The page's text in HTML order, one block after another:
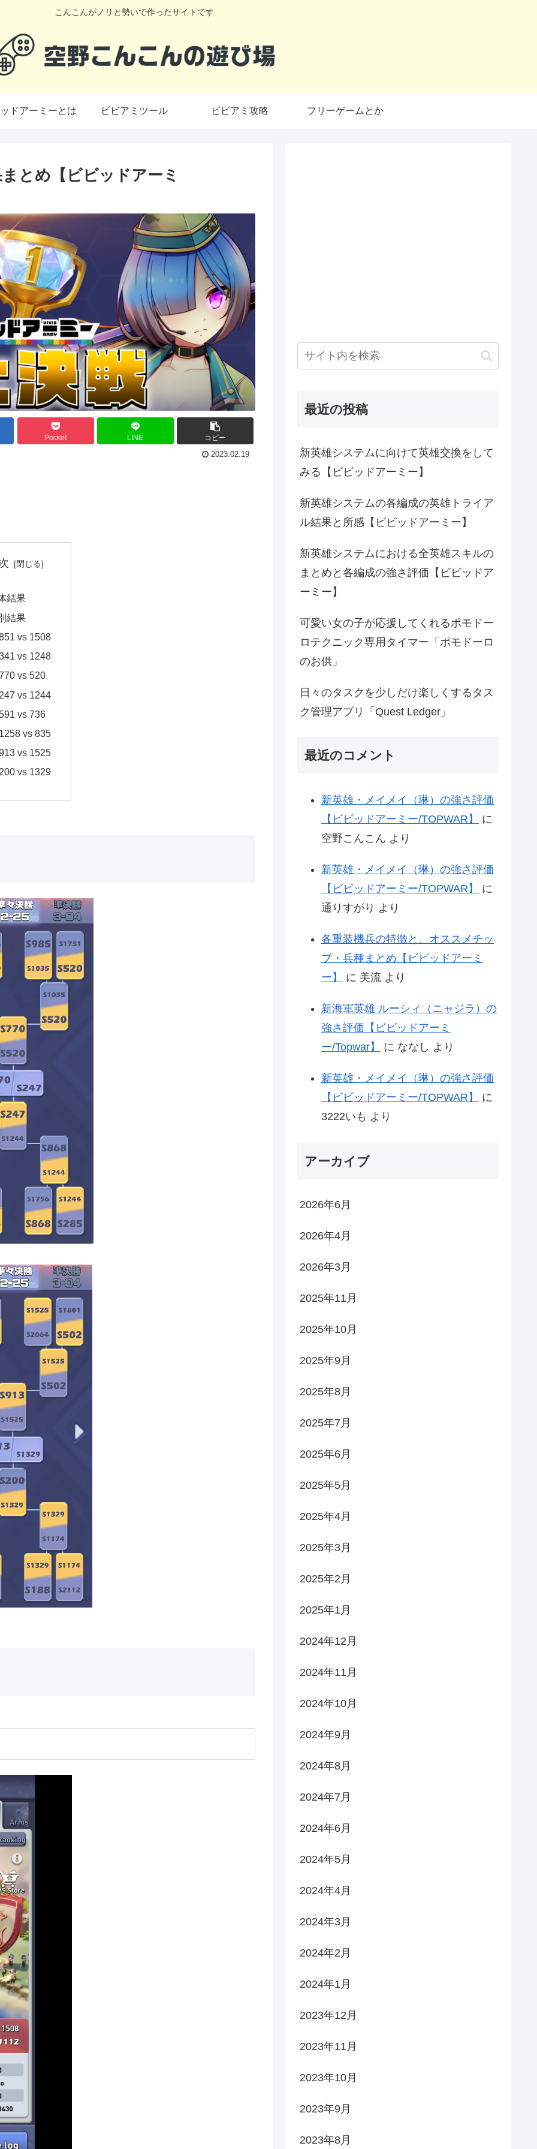
こんこんがノリと勢いで作ったサイトです
ドアーミーとは ビビアミツール ビビアミ攻略 フリーゲームとか
とめ【ビビッドアーミ
Pocket LINE コピー
2023.02.19
結果
結果
vs 1508
vs 1248
vs 520
vs 1244
vs 736
vs 835
vs 1525
vs 1329
最近の投稿
新英雄システムに向けて英雄交換をして
みる【ビビッドアーミー】
新英雄システムの各編成の英雄トライア
ル結果と所感【ビビッドアーミー】
新英雄システムにおける全英雄スキルの
まとめと各編成の強さ評価【ビビッドア
ーミー】
可愛い女の子が応援してくれるポモドー
ロテクニック専用タイマー「ポモドーロ
のお供」
日々のタスクを少しだけ楽しくするタス
ク管理アプリ「Quest Ledger」
最近のコメント
新英雄・メイメイ（琳）の強さ評価
【ビビッドアーミー/TOPWAR】
に
空野こんこん より
新英雄・メイメイ（琳）の強さ評価
【ビビッドアーミー/TOPWAR】
に
通りすがり より
各重装機兵の特徴と、オススメチッ
プ・兵種まとめ【ビビッドアーミ
ー】
に 美流 より
新海軍英雄 ルーシィ（ニャジラ）の
強さ評価【ビビッドアーミ
ー/Topwar】
に ななし より
新英雄・メイメイ（琳）の強さ評価
【ビビッドアーミー/TOPWAR】
に
3222いも より
アーカイブ
2026年6月
2026年4月
2026年3月
2025年11月
2025年10月
2025年9月
2025年8月
2025年7月
2025年6月
2025年5月
2025年4月
2025年3月
2025年2月
2025年1月
2024年12月
2024年11月
2024年10月
2024年9月
2024年8月
2024年7月
2024年6月
2024年5月
2024年4月
2024年3月
2024年2月
2024年1月
2023年12月
2023年11月
2023年10月
2023年9月
2023年8月